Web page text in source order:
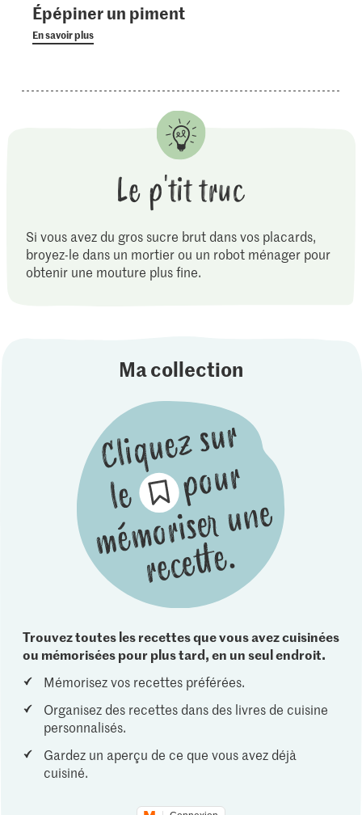
Épépiner un piment
En savoir plus
Le p'tit truc
Si vous avez du gros sucre brut dans vos placards,
broyez-le dans un mortier ou un robot ménager pour
obtenir une mouture plus fine.
Ma collection
Trouvez toutes les recettes que vous avez cuisinées
ou mémorisées pour plus tard, en un seul endroit.
Mémorisez vos recettes préférées.
Organisez des recettes dans des livres de cuisine
personnalisés.
Gardez un aperçu de ce que vous avez déjà
cuisiné.